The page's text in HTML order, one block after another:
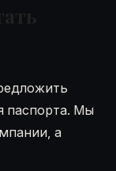
паспорта. Мы
а